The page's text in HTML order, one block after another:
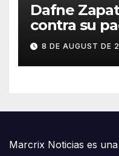
Dafne
contra su
sexual
8 DE AUGUST DE
Marcrix Noticias es